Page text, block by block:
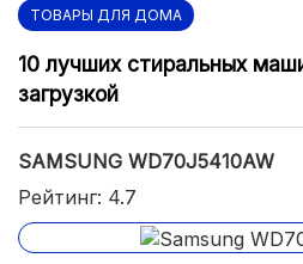
ТОВАРЫ ДЛЯ ДОМА
10 лучших стиральных
загрузкой
SAMSUNG WD70J5410AW
Рейтинг: 4.7